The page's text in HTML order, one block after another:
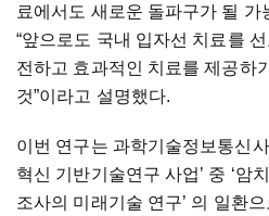
료에서도 새로운 돌파구가 될 가
“앞으로도 국내 입자선 치료를
전하고 효과적인 치료를 제공하기
것”이라고 설명했다.
이번 연구는 과학기술정보통신
혁신 기반기술연구 사업’ 중 ‘암
조사의 미래기술 연구’ 의 일환으